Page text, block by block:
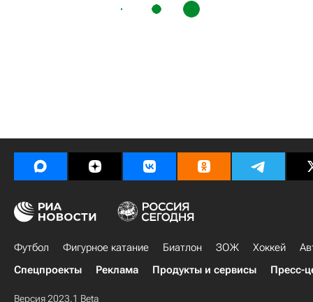
Футбол Фигурное катание Биатлон ЗОЖ Хоккей
Спецпроекты
Реклама Продукты и сервисы Пресс-
Версия 2023.1 Beta